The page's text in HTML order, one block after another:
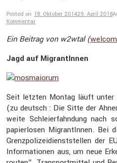
Posted on 18. Oktober 201429. April 2018
Kommentar
Ein Beitrag von w2wtal (
Jagd auf Migran­tInnen
Seit letzten Montag läuft unter
(zu deutsch : Die Sitte der
weite Schlei­er­fahn­dung nach
papier­losen Migran­tInnen. Bei
Grenz­po­li­zei­dienst­stellen der
Infor­ma­tionen aus, um neue